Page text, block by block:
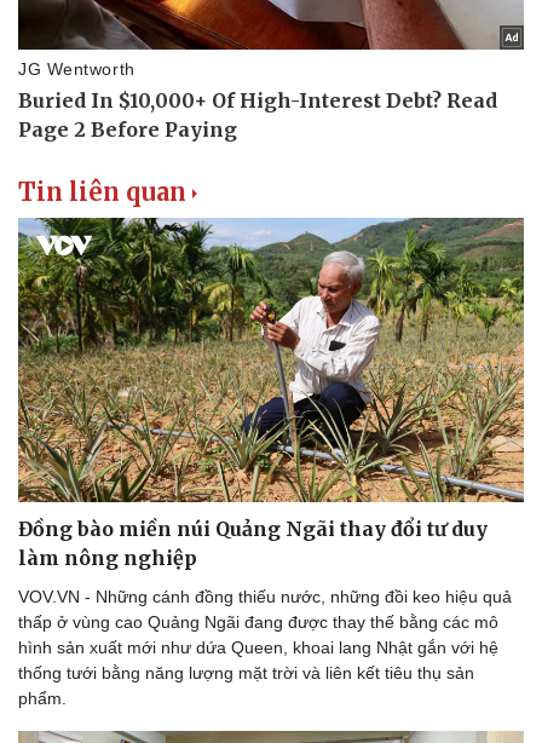
Tin liên quan
Đồng bào miền núi Quảng Ngãi thay đổi tư duy
làm nông nghiệp
VOV.VN - Những cánh đồng thiếu nước, những đồi keo hiệu quả
thấp ở vùng cao Quảng Ngãi đang được thay thế bằng các mô
hình sản xuất mới như dứa Queen, khoai lang Nhật gắn với hệ
thống tưới bằng năng lượng mặt trời và liên kết tiêu thụ sản
phẩm.